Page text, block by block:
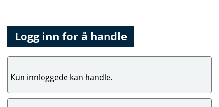
Logg inn for å handle
Kun innloggede kan handle.